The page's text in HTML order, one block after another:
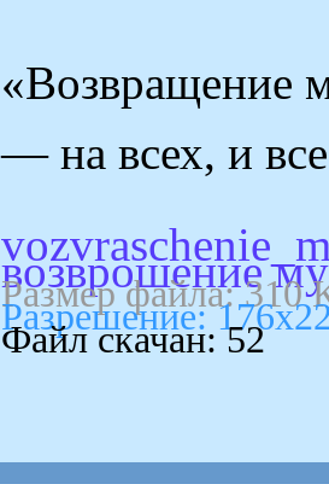
«Возвращение
— на всех, и
возврошение
Размер файла: 310
Разрешение:
Файл скачан: 52